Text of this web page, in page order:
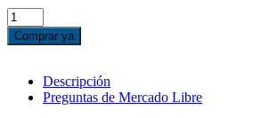
CORREA
DE
TIEMPO
OPTRA
LIMITED;
Comprar ya
Descripción
Preguntas de Mercado Libre